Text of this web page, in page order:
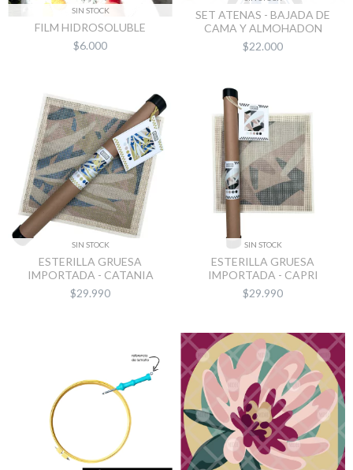
SIN STOCK
FILM HIDROSOLUBLE
$6.000
SET ATENAS - BAJADA DE
CAMA Y ALMOHADON
$22.000
SIN STOCK
ESTERILLA GRUESA
IMPORTADA - CATANIA
$29.990
SIN STOCK
ESTERILLA GRUESA
IMPORTADA - CAPRI
$29.990